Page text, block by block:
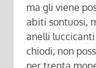
ma gli viene
abiti sontuosi,
anelli
chiodi; non
per trenta